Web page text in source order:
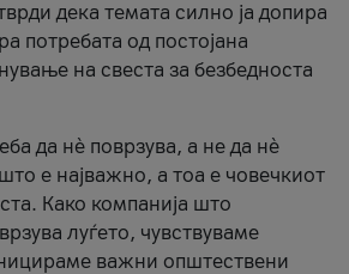
дека темата силно ја допира
потребата од постојана
на свеста за безбедноста
да нè поврзува, а не да нè
е најважно, а тоа е човечкиот
Како компанија што
луѓето, чувствуваме
важни општествени